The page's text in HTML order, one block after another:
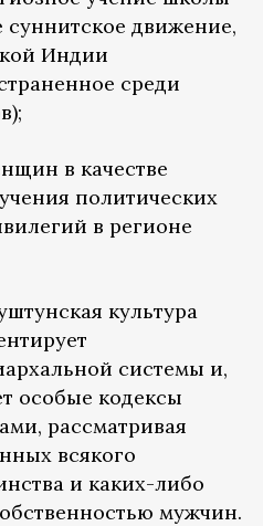
движение,
Индии
среди
в качестве
политических
в регионе
культура
системы и,
особые кодексы
рассматривая
всякого
и каких-либо
мужчин.